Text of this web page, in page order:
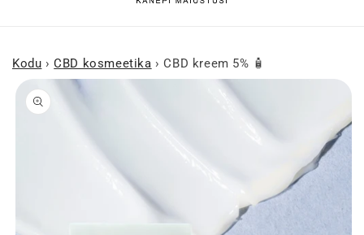
Kodu › CBD kosmeetika › CBD kreem 5% 🧴
Mine
tooteinfo
juurde